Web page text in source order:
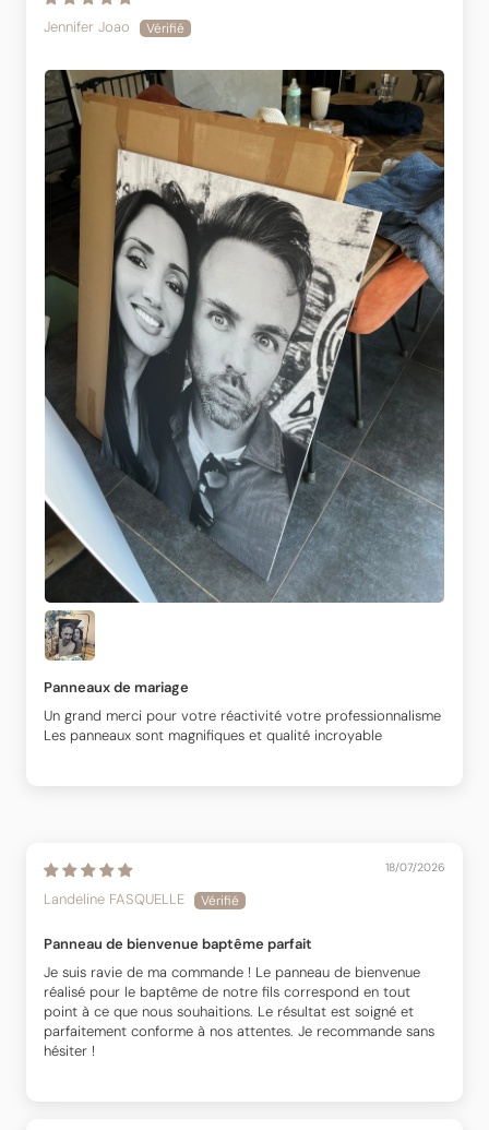
Jennifer Joao
Panneaux de mariage
Un grand merci pour votre réactivité votre professionnalisme
Les panneaux sont magnifiques et qualité incroyable
18/07/2026
Landeline FASQUELLE
Panneau de bienvenue baptême parfait
Je suis ravie de ma commande ! Le panneau de bienvenue
réalisé pour le baptême de notre fils correspond en tout
point à ce que nous souhaitions. Le résultat est soigné et
parfaitement conforme à nos attentes. Je recommande sans
hésiter !